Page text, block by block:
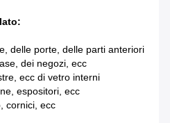
delle porte, delle parti anteriori
dei negozi, ecc
ecc di vetro interni
espositori, ecc
cornici, ecc